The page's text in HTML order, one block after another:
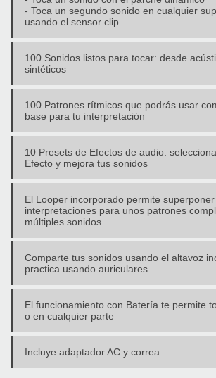
- Toca un segundo sonido en cualquier
usando el sensor clip
100 Sonidos listos para tocar: desde
sintéticos
100 Patrones rítmicos que podrás usar
base para tu interpretación
10 Presets de Efectos de audio:
Efecto y mejora tus sonidos
El Looper incorporado permite
interpretaciones para unos patrones
múltiples sonidos
Comparte tus sonidos usando el altavoz
practica usando auriculares
El funcionamiento con Batería te permite
o en cualquier parte
Incluye adaptador AC y correa